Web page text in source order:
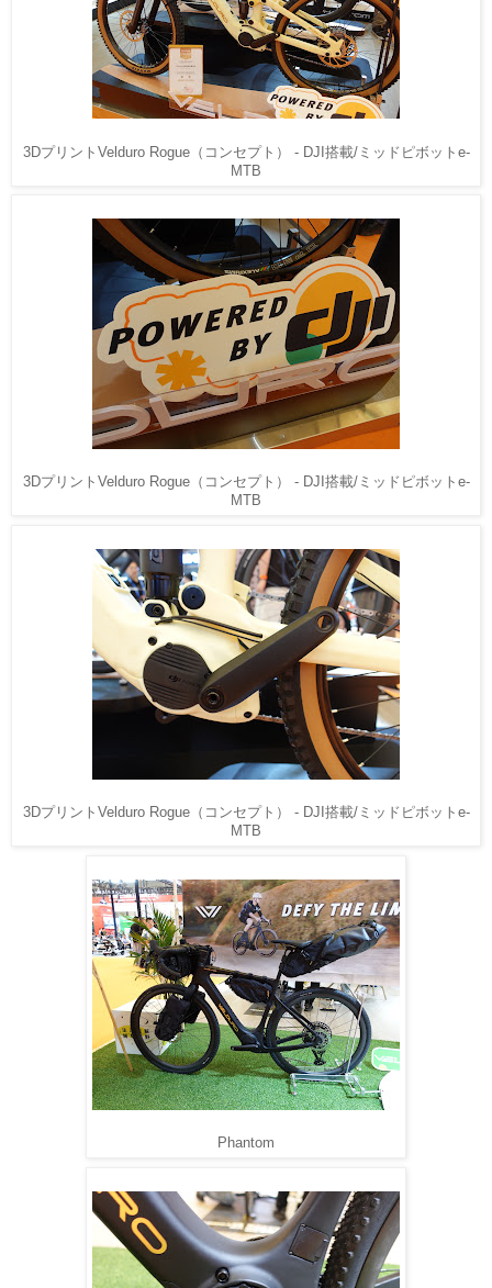
3DプリントVelduro Rogue（コンセプト） - DJI搭載/ミッドピボットe-
MTB
3DプリントVelduro Rogue（コンセプト） - DJI搭載/ミッドピボットe-
MTB
3DプリントVelduro Rogue（コンセプト） - DJI搭載/ミッドピボットe-
MTB
Phantom